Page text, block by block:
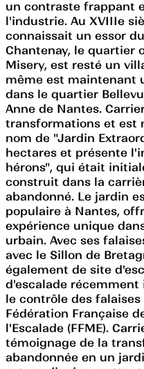
un contraste frappant
l'industrie. Au XVIIIe
connaissait un essor
Chantenay, le quartier
Misery, est resté un
même est maintenant
dans le quartier
Anne de Nantes.
transformations et est
nom de "Jardin
hectares et présente
hérons", qui était
construit dans la
abandonné. Le jardin
populaire à Nantes,
expérience unique
urbain. Avec ses
avec le Sillon de
également de site
d'escalade récemment
le contrôle des
Fédération Française
l'Escalade (FFME).
témoignage de la
abandonnée en un